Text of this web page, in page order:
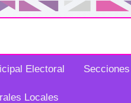
Electoral
Locales